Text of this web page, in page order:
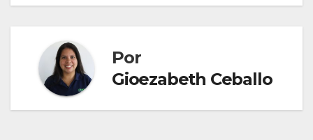
de
entradas
Por
Gioezabeth Ceballo